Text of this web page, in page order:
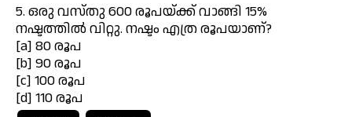
5. ഒരു വസ്തു 600 രൂപയ്ക്ക് വാങ്ങി 15%
നഷ്ടത്തിൽ വിറ്റു. നഷ്ടം എത്ര രൂപയാണ്?
[a] 80 രൂപ
[b] 90 രൂപ
[c] 100 രൂപ
[d] 110 രൂപ